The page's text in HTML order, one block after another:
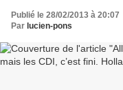
Publié le 28/02/2013 à 20:07
Par lucien-pons